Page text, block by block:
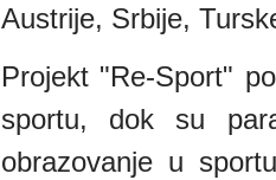
Austrije, Srbije,
Projekt "Re-Sport"
sportu, dok su
obrazovanje u